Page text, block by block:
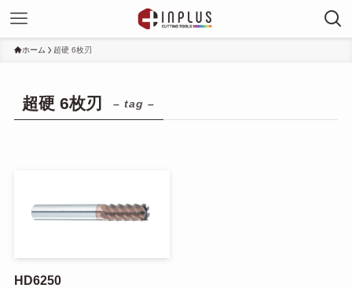
ホーム 超硬 6枚刃
超硬 6枚刃 – tag –
HD6250